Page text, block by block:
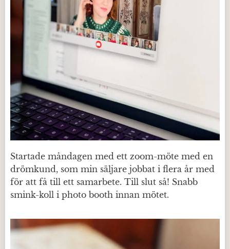
Startade måndagen med ett zoom-möte med en
drömkund, som min säljare jobbat i flera år med
för att få till ett samarbete. Till slut så! Snabb
smink-koll i photo booth innan mötet.